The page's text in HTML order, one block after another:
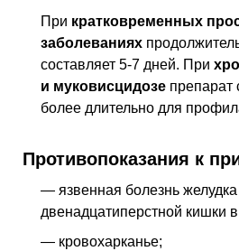
При кратковременных
заболеваниях
составляет 5-7 дней. При
и муковисцидозе препарат
более длительно для
Противопоказания к
— язвенная болезнь желудка
двенадцатиперстной кишки
— кровохарканье;